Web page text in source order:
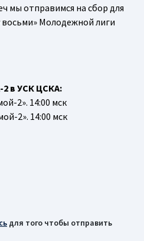
мы отправимся на сбор для
восьми» Молодежной лиги
2 в УСК ЦСКА:
2». 14:00 мск
2». 14:00 мск
для того чтобы отправить